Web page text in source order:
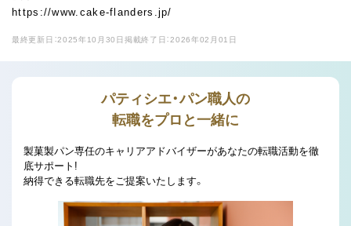
https://www.cake-flanders.jp/
最終更新日：2025年10月30日 掲載終了日：2026年02月01日
パティシエ・パン職人の
転職をプロと一緒に
製菓製パン専任のキャリアアドバイザーがあなたの転職活動を徹
底サポート!
納得できる転職先をご提案いたします。